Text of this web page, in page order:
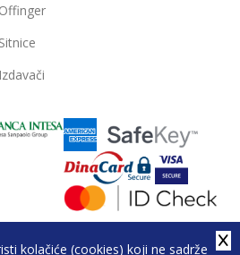
kolačiće (cookies) koji ne sadrže
Offinger
Sitnice
Izdavači